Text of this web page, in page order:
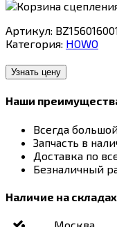
Артикул:
Категория: HOWO
Узнать цену
Наши
Всегда
Запчасть в
Доставка по
Безналичный
Наличие на складах